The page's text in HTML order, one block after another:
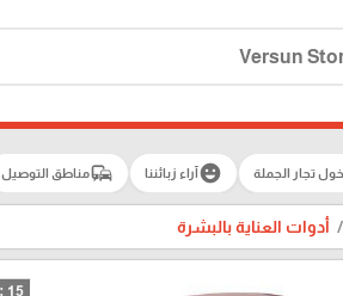
تجار الجملة emoji_emotionsآراء زبائننا commuteمناطق التوصيل
أدوات العناية بالبشرة